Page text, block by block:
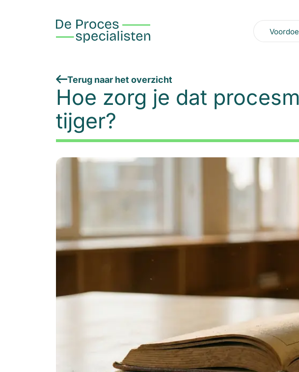
Terug naar het overzicht
Hoe zorg je dat
tijger?